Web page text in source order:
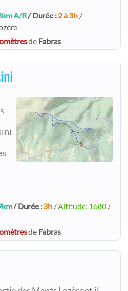
A/R/ Durée : 2 à 3h /
de Fabras
/ Durée : 3h /Altitude: 1680 /
de Fabras